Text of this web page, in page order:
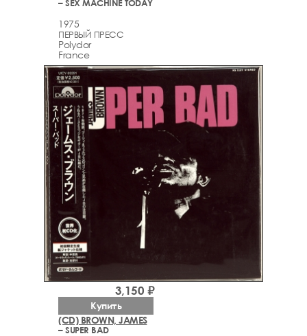
– SEX MACHINE TODAY
1975
ПЕРВЫЙ ПРЕСС
Polydor
France
(CD) BROWN, JAMES
– SUPER BAD
3,150 ₽
Купить